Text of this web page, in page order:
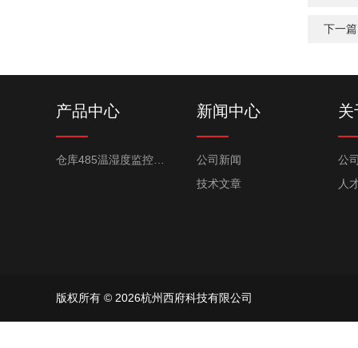
下一
产品中心 新闻中心
公司新闻
技术文章
关
公
人
版权所有 © 2026杭州西府科技有限公司